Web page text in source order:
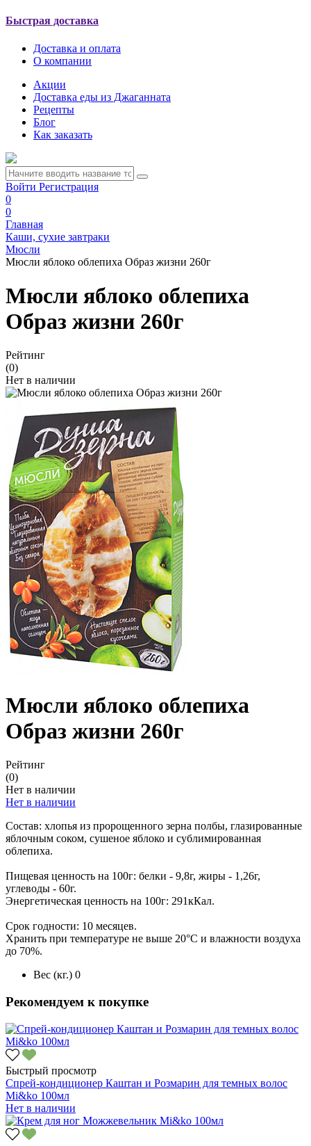
Быстрая доставка
Доставка и оплата
О компании
Акции
Доставка еды из Джаганната
Рецепты
Блог
Как заказать
Войти Регистрация
0
0
Главная
Каши, сухие завтраки
Мюсли
Мюсли яблоко облепиха Образ жизни 260г
Мюсли яблоко облепиха
Образ жизни 260г
Рейтинг
(0)
Нет в наличии
Мюсли яблоко облепиха
Образ жизни 260г
Рейтинг
(0)
Нет в наличии
Нет в наличии
Состав: хлопья из пророщенного зерна полбы, глазированные
яблочным соком, сушеное яблоко и сублимированная
облепиха.
Пищевая ценность на 100г: белки - 9,8г, жиры - 1,26г,
углеводы - 60г.
Энергетическая ценность на 100г: 291кКал.
Срок годности: 10 месяцев.
Хранить при температуре не выше 20°С и влажности воздуха
до 70%.
Вес (кг.) 0
Рекомендуем к покупке
Быстрый просмотр
Спрей-кондиционер Каштан и Розмарин для темных волос
Mi&ko 100мл
Нет в наличии